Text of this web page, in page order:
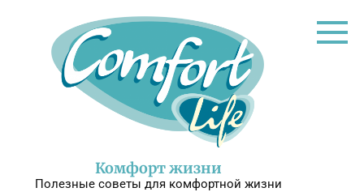
Комфорт жизни
Полезные советы для комфортной жизни